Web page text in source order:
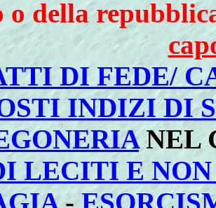
o della
DI FEDE/
INDIZI DI
NEL
LECITI E NON
-